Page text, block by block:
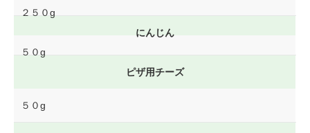
２５０g
にんじん
５０g
ピザ用チーズ
５０g